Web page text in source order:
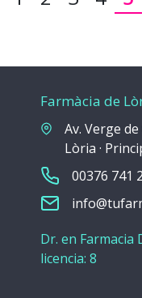
Farmàcia de
Av. Verge
Lòria ·
00376 741
Dr. en Farmacia
licencia: 8